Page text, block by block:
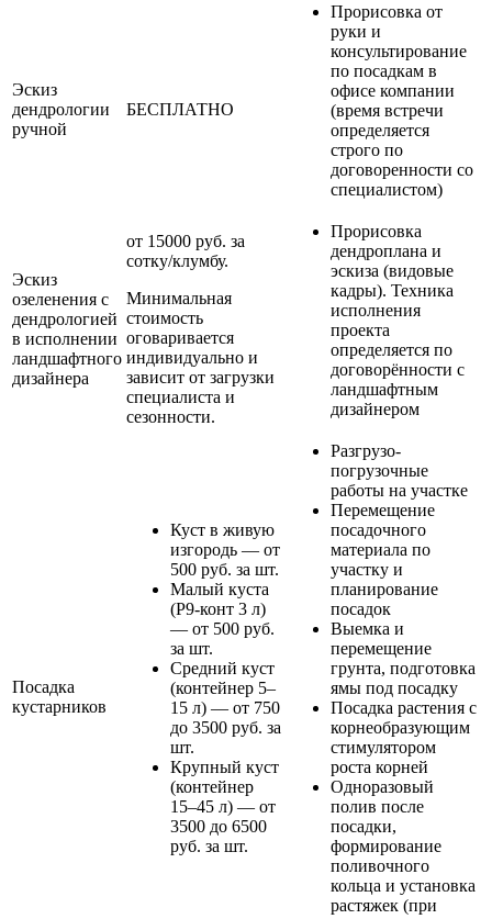
Эскиз
дендрологии
ручной
БЕСПЛАТНО
Прорисовка от
руки и
консультирование
по посадкам в
офисе компании
(время встречи
определяется
строго по
договоренности со
специалистом)
Эскиз
озеленения с
дендрологией
в исполнении
ландшафтного
дизайнера
от 15000 руб. за
сотку/клумбу.
Минимальная
стоимость
оговаривается
индивидуально и
зависит от загрузки
специалиста и
сезонности.
Прорисовка
дендроплана и
эскиза (видовые
кадры). Техника
исполнения
проекта
определяется по
договорённости с
ландшафтным
дизайнером
Посадка
кустарников
Куст в живую
изгородь — от
500 руб. за шт.
Малый куста
(Р9-конт 3 л)
— от 500 руб.
за шт.
Средний куст
(контейнер 5–
15 л) — от 750
до 3500 руб. за
шт.
Крупный куст
(контейнер
15–45 л) — от
3500 до 6500
руб. за шт.
Разгрузо-
погрузочные
работы на участке
Перемещение
посадочного
материала по
участку и
планирование
посадок
Выемка и
перемещение
грунта, подготовка
ямы под посадку
Посадка растения с
корнеобразующим
стимулятором
роста корней
Одноразовый
полив после
посадки,
формирование
поливочного
кольца и установка
растяжек (при